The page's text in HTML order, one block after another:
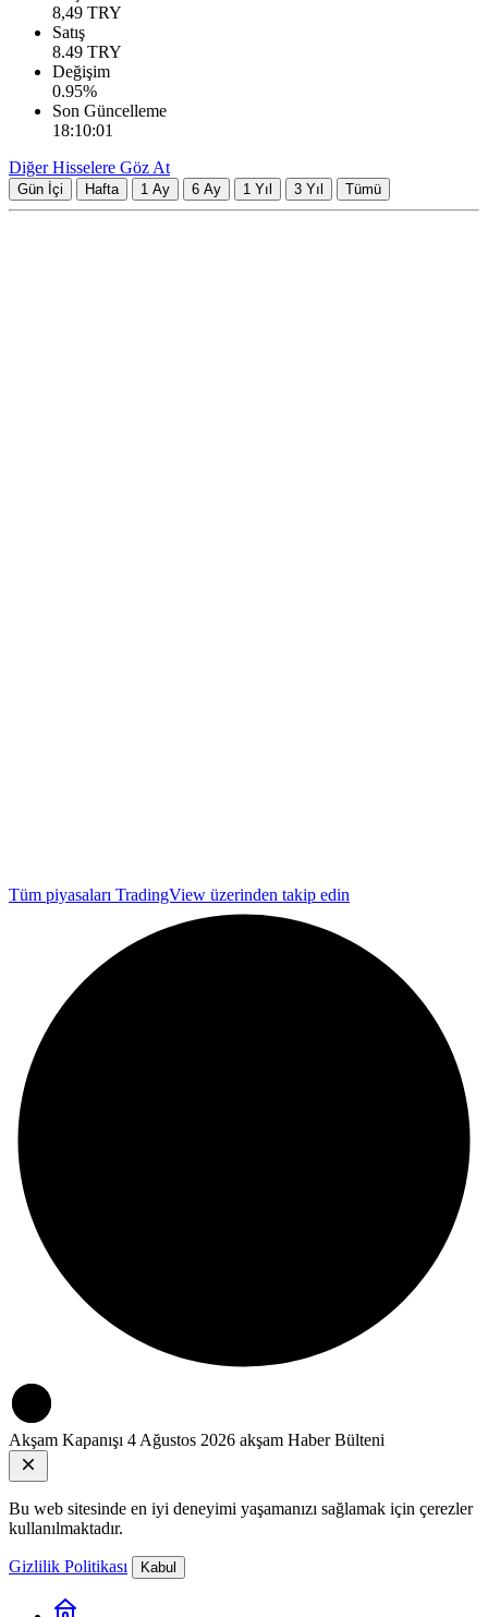
8,49 TRY
Satış
8.49 TRY
Değişim
0.95%
Son Güncelleme
18:10:01
Diğer Hisselere Göz At
Gün İçi Hafta 1 Ay 6 Ay 1 Yıl 3 Yıl Tümü
Tüm piyasaları TradingView üzerinden takip edin
Akşam Kapanışı 4 Ağustos 2026 akşam Haber Bülteni
Bu web sitesinde en iyi deneyimi yaşamanızı sağlamak için çerezler
kullanılmaktadır.
Gizlilik Politikası Kabul